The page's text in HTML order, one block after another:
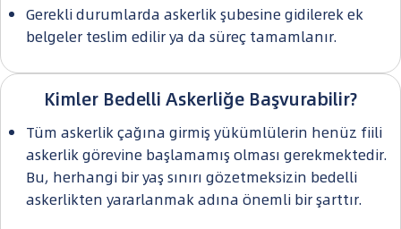
Gerekli durumlarda askerlik şubesine gidilerek ek
belgeler teslim edilir ya da süreç tamamlanır.
Kimler Bedelli Askerliğe Başvurabilir?
Tüm askerlik çağına girmiş yükümlülerin henüz fiili
askerlik görevine başlamamış olması gerekmektedir.
Bu, herhangi bir yaş sınırı gözetmeksizin bedelli
askerlikten yararlanmak adına önemli bir şarttır.